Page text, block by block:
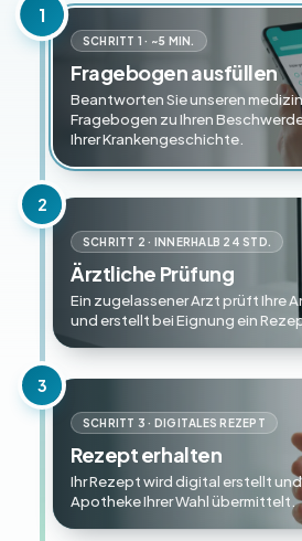
1
SCHRITT 1 · ~5 MIN.
Fragebogen ausfüllen
Beantworten Sie unseren
Fragebogen zu Ihren
Ihrer Krankengeschichte.
2
SCHRITT 2 · INNERHALB 24 STD.
Ärztliche Prüfung
Ein zugelassener Arzt prüft Ihre
und erstellt bei Eignung ein
3
SCHRITT 3 · DIGITALES REZEPT
Rezept erhalten
Ihr Rezept wird digital erstellt
Apotheke Ihrer Wahl übermittelt.